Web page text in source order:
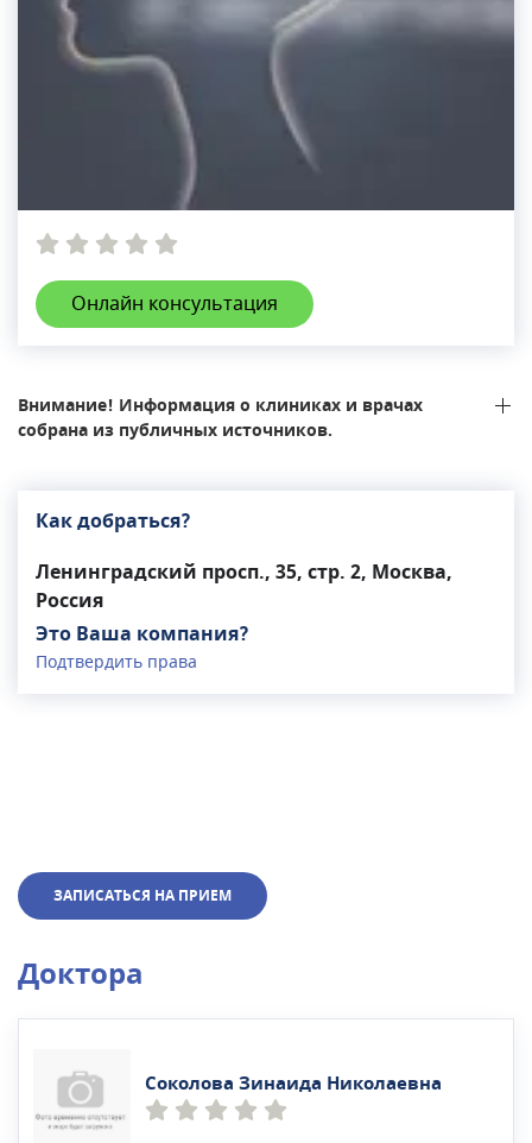
Онлайн консультация
Внимание! Информация о клиниках и врачах
собрана из публичных источников.
Как добраться?
Ленинградский просп., 35, стр. 2, Москва,
Россия
Это Ваша компания?
Подтвердить права
ЗАПИСАТЬСЯ НА ПРИЕМ
Доктора
Соколова Зинаида Николаевна